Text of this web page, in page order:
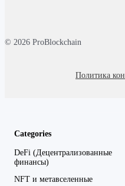
© 2026 ProBlockchain
Политика
Categories
DeFi (Децентрализованные
финансы)
NFT и метавселенные